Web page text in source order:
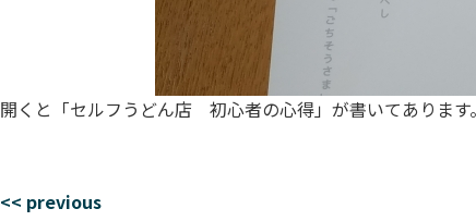
開くと「セルフうどん店 初心者の心得」が書いてありま
<< previous